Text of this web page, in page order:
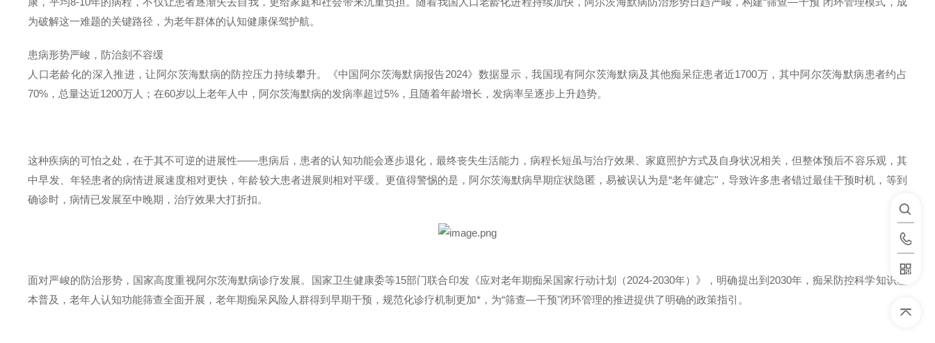
为破解这一难题的关键路径，为老年群体的认知健康保驾护航。
患病形势严峻，防治刻不容缓
人口老龄化的深入推进，让阿尔茨海默病的防控压力持续攀升。《中国阿尔茨海默病报告2024》数据显示，我国现有阿尔茨海默病及其他痴呆症患者近1700万，其中阿尔茨海默病患者约占
70% ，总量达近1200万人；在60岁以上老年人中，阿尔茨海默病的发病率超过5% ，且随着年龄增长，发病率呈逐步上升趋势。
这种疾病的可怕之处，在于其不可逆的进展性——患病后，患者的认知功能会逐步退化，最终丧失生活能力，病程长短虽与治疗效果、家庭照护方式及自身状况相关，但整体预后不容乐观，其
中早发、年轻患者的病情进展速度相对更快，年龄较大患者进展则相对平缓。更值得警惕的是，阿尔茨海默病早期症状隐匿，易被误认为是“老年健忘"，导致许多患者错过最佳干预时机，等到
确诊时，病情已发展至中晚期，治疗效果大打折扣。
面对严峻的防治形势，国家高度重视阿尔茨海默病诊疗发展。国家卫生健康委等15部门联合印发《应对老年期痴呆国家行动计划（2024-2030年）》，明确提出到 2030年，痴呆防控科学知识基
本普及，老年人认知功能筛查全面开展，老年期痴呆风险人群得到早期干预，规范化诊疗机制更加*，为“筛查—干预"闭环管理的推进提供了明确的政策指引。